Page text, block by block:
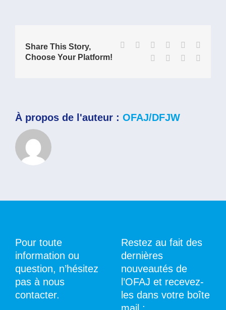
Share This Story,
Choose Your Platform!
Facebook Reddit LinkedInWhatsApp
Pinterest
Xing
À propos de l'auteur : OFAJ/DFJW
Pour toute
information ou
question, n’hésitez
pas à nous
contacter.
Restez au fait des
dernières
nouveautés de
l’OFAJ et recevez-
les dans votre boîte